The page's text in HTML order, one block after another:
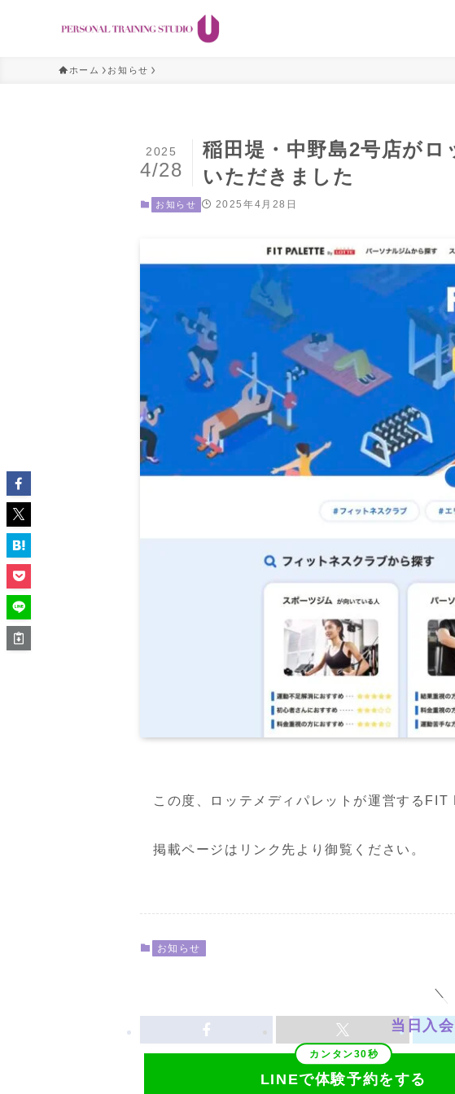
ホーム お知らせ
稲田堤・中野島2号店が
いただきました
2025
4/28
お知らせ 2025年4月28日
この度、ロッテメディパレットが運営する
掲載ページはリンク先より御覧ください。
お知らせ
当日入
LINEで体験予約をする